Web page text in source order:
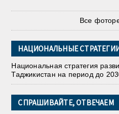
Все
НАЦИОНАЛЬНЫЕ
Национальная стратегия
Таджикистан на период до
СПРАШИВАЙТЕ, ОТВЕЧАЕМ